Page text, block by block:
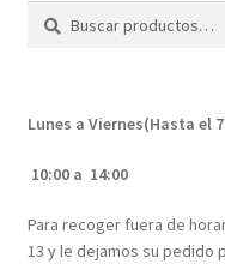
Buscar
Buscar
Lunes a Viernes(Hasta el
10:00 a 14:00
Para recoger fuera de
13 y le dejamos su pedido